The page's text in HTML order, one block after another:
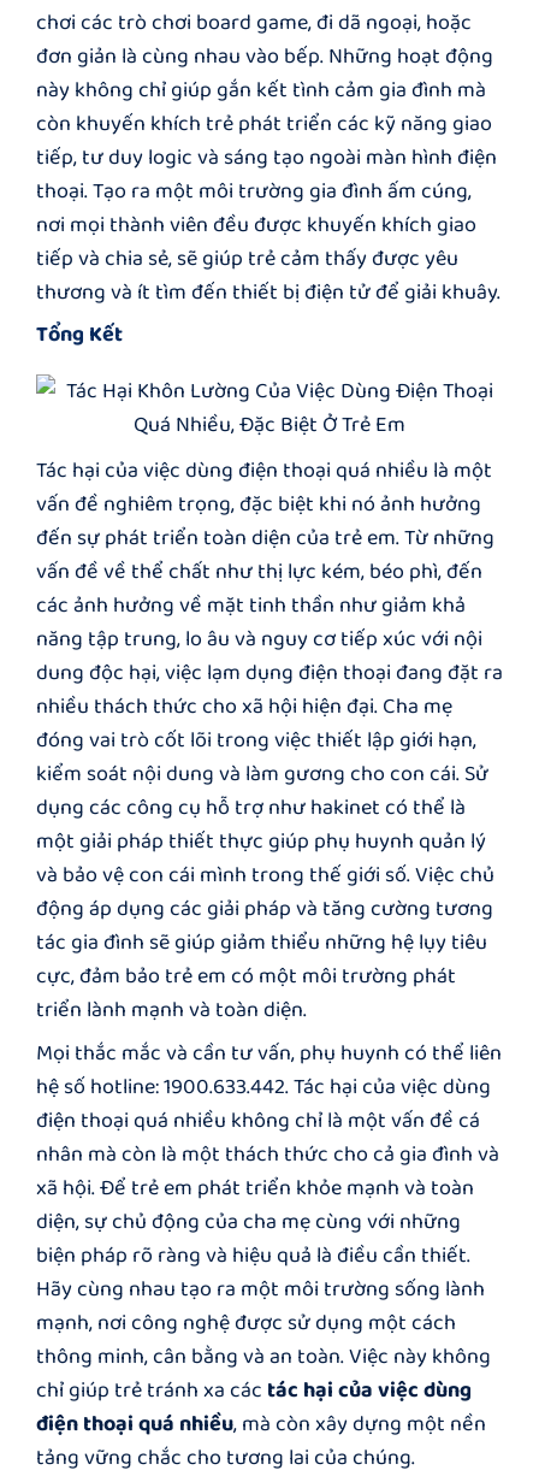
chơi các trò chơi board game, đi dã ngoại, hoặc
đơn giản là cùng nhau vào bếp. Những hoạt động
này không chỉ giúp gắn kết tình cảm gia đình mà
còn khuyến khích trẻ phát triển các kỹ năng giao
tiếp, tư duy logic và sáng tạo ngoài màn hình điện
thoại. Tạo ra một môi trường gia đình ấm cúng,
nơi mọi thành viên đều được khuyến khích giao
tiếp và chia sẻ, sẽ giúp trẻ cảm thấy được yêu
thương và ít tìm đến thiết bị điện tử để giải khuây.
Tổng Kết
Tác hại của việc dùng điện thoại quá nhiều là một
vấn đề nghiêm trọng, đặc biệt khi nó ảnh hưởng
đến sự phát triển toàn diện của trẻ em. Từ những
vấn đề về thể chất như thị lực kém, béo phì, đến
các ảnh hưởng về mặt tinh thần như giảm khả
năng tập trung, lo âu và nguy cơ tiếp xúc với nội
dung độc hại, việc lạm dụng điện thoại đang đặt ra
nhiều thách thức cho xã hội hiện đại. Cha mẹ
đóng vai trò cốt lõi trong việc thiết lập giới hạn,
kiểm soát nội dung và làm gương cho con cái. Sử
dụng các công cụ hỗ trợ như hakinet có thể là
một giải pháp thiết thực giúp phụ huynh quản lý
và bảo vệ con cái mình trong thế giới số. Việc chủ
động áp dụng các giải pháp và tăng cường tương
tác gia đình sẽ giúp giảm thiểu những hệ lụy tiêu
cực, đảm bảo trẻ em có một môi trường phát
triển lành mạnh và toàn diện.
Mọi thắc mắc và cần tư vấn, phụ huynh có thể liên
hệ số hotline: 1900.633.442. Tác hại của việc dùng
điện thoại quá nhiều không chỉ là một vấn đề cá
nhân mà còn là một thách thức cho cả gia đình và
xã hội. Để trẻ em phát triển khỏe mạnh và toàn
diện, sự chủ động của cha mẹ cùng với những
biện pháp rõ ràng và hiệu quả là điều cần thiết.
Hãy cùng nhau tạo ra một môi trường sống lành
mạnh, nơi công nghệ được sử dụng một cách
thông minh, cân bằng và an toàn. Việc này không
chỉ giúp trẻ tránh xa các tác hại của việc dùng
điện thoại quá nhiều, mà còn xây dựng một nền
tảng vững chắc cho tương lai của chúng.